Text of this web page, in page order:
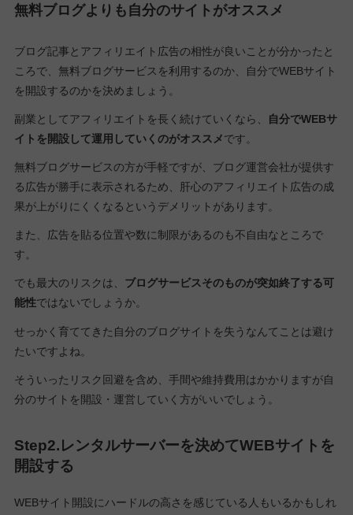
無料ブログよりも自分のサイトがオススメ
ブログ記事とアフィリエイト広告の相性が良いことが分かったと
ころで、無料ブログサービスを利用するのか、自分でWEBサイト
を開設するのかを決めましょう。
副業としてアフィリエイトを長く続けていくなら、
自分でWEBサ
イトを開設して運用していくのがオススメです。
無料ブログサービスの方が手軽ですが、ブログ運営会社が提供す
る広告が勝手に表示されるため、肝心のアフィリエイト広告の成
果が上がりにくくなるというデメリットがあります。
また、広告を貼る位置や数に制限があるのも不自由なところで
す。
でも最大のリスクは、 ブログサービスそのものが突如終了する可
能性ではないでしょうか。
せっかく育ててきた自分のブログサイトを失うなんてことは避け
たいですよね。
そういったリスク回避を含め、手間や維持費用はかかりますが自
分のサイトを開設・運営していく方がいいでしょう。
Step2.レンタルサーバーを決めてWEBサイトを
開設する
WEBサイト開設にハードルの高さを感じている人もいるかもしれ